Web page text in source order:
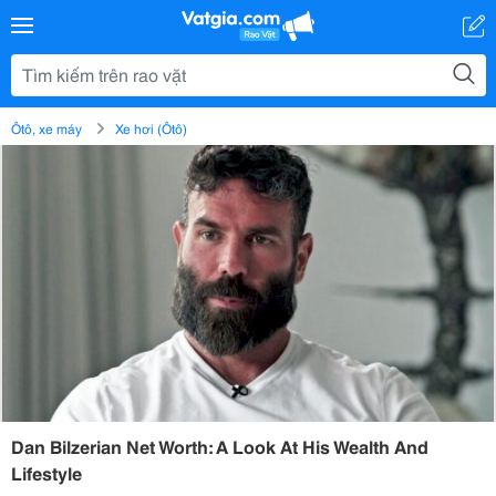
Ôtô, xe máy Xe hơi (Ôtô)
Dan Bilzerian Net Worth: A Look At His Wealth And
Lifestyle